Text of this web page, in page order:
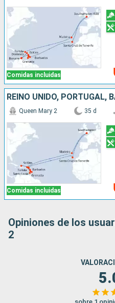
Comidas incluidas
Comidas incluidas
Queen Mary 2 35 d
Opiniones de los
2